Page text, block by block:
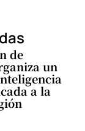
de
un
a la